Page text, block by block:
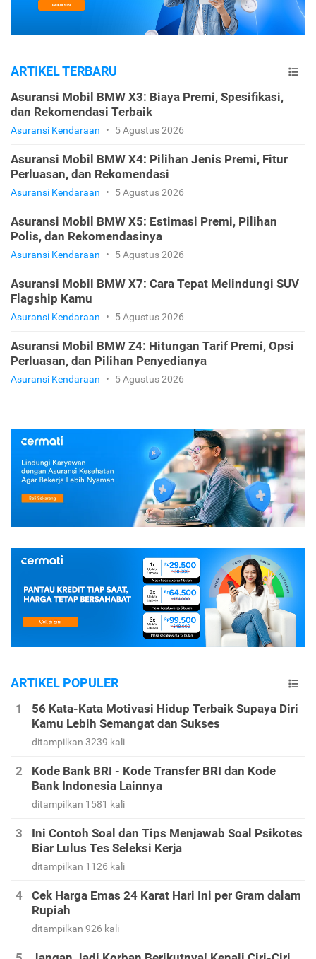
ARTIKEL TERBARU
Asuransi Mobil BMW X3: Biaya Premi, Spesifikasi,
dan Rekomendasi Terbaik
Asuransi Kendaraan • 5 Agustus 2026
Asuransi Mobil BMW X4: Pilihan Jenis Premi, Fitur
Perluasan, dan Rekomendasi
Asuransi Kendaraan • 5 Agustus 2026
Asuransi Mobil BMW X5: Estimasi Premi, Pilihan
Polis, dan Rekomendasinya
Asuransi Kendaraan • 5 Agustus 2026
Asuransi Mobil BMW X7: Cara Tepat Melindungi SUV
Flagship Kamu
Asuransi Kendaraan • 5 Agustus 2026
Asuransi Mobil BMW Z4: Hitungan Tarif Premi, Opsi
Perluasan, dan Pilihan Penyedianya
Asuransi Kendaraan • 5 Agustus 2026
ARTIKEL POPULER
56 Kata-Kata Motivasi Hidup Terbaik Supaya Diri
Kamu Lebih Semangat dan Sukses
ditampilkan 3239 kali
Kode Bank BRI - Kode Transfer BRI dan Kode
Bank Indonesia Lainnya
ditampilkan 1581 kali
Ini Contoh Soal dan Tips Menjawab Soal Psikotes
Biar Lulus Tes Seleksi Kerja
ditampilkan 1126 kali
Cek Harga Emas 24 Karat Hari Ini per Gram dalam
Rupiah
ditampilkan 926 kali